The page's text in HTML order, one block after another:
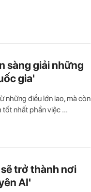
sàng giải những
gia'
những điều lớn lao, mà còn
nhất phần việc ...
trở thành nơi
AI'